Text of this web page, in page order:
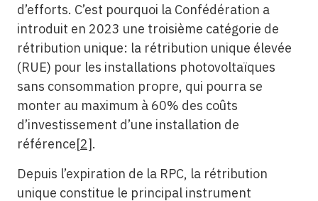
d’efforts. C’est pourquoi la Confédération a
introduit en 2023 une troisième catégorie de
rétribution unique: la rétribution unique élevée
(RUE) pour les installations photovoltaïques
sans consommation propre, qui pourra se
monter au maximum à 60% des coûts
d’investissement d’une installation de
référence[2].
Depuis l’expiration de la RPC, la rétribution
unique constitue le principal instrument